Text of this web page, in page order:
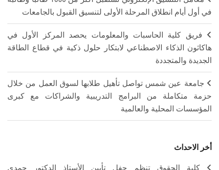
في أول أيام انطلاق المرحلة الأولى لتنسيق القبول بالجامعات
فريق كلية الحاسبات والمعلومات يحصد المركز الأول في
هاكاثون الذكاء الاصطناعي لابتكار حلول ذكية في قطاع الطاقة
الجديدة والمتجددة
جامعة عين شمس تواصل تأهيل طلابها لسوق العمل من خلال
حزمة متكاملة من البرامج التدريبية والشراكات مع كبرى
المؤسسات المحلية والعالمية
أخر الاحداث
كلية الحقوق تنظم حفل تأبين الأستاذ الدكتور حمدي